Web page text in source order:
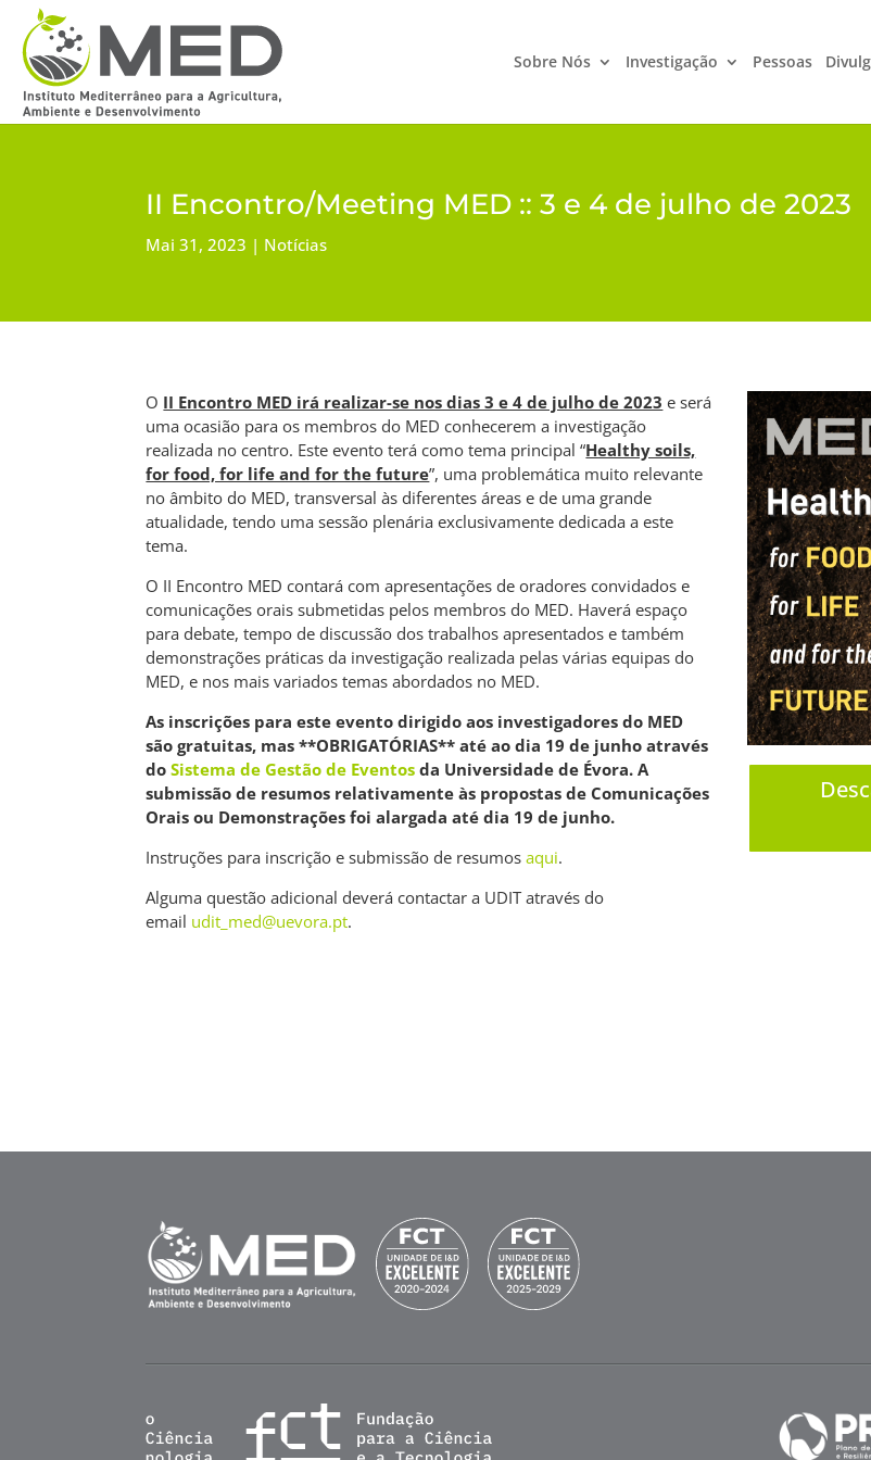
Sobre Nós Investigação Pessoas
II Encontro/Meeting MED :: 3 e 4 de julho de 2023
Mai 31, 2023 Notícias
O II Encontro MED irá realizar-se nos dias 3 e 4 de julho de 2023 e será
uma ocasião para os membros do MED conhecerem a investigação
realizada no centro. Este evento terá como tema principal “Healthy soils,
for food, for life and for the future”, uma problemática muito relevante
no âmbito do MED, transversal às diferentes áreas e de uma grande
atualidade, tendo uma sessão plenária exclusivamente dedicada a este
tema.
O II Encontro MED contará com apresentações de oradores convidados e
comunicações orais submetidas pelos membros do MED. Haverá espaço
para debate, tempo de discussão dos trabalhos apresentados e também
demonstrações práticas da investigação realizada pelas várias equipas do
MED, e nos mais variados temas abordados no MED.
As inscrições para este evento dirigido aos investigadores do MED
são gratuitas, mas **OBRIGATÓRIAS** até ao dia 19 de junho através
doSistema de Gestão de Eventos da Universidade de Évora. A
submissão de resumos relativamente às propostas de Comunicações
Orais ou Demonstrações foi alargada até dia 19 de junho.
Instruções para inscrição e submissão de resumosaqui.
Alguma questão adicional deverá contactar a UDIT através do
email udit_med@uevora.pt.